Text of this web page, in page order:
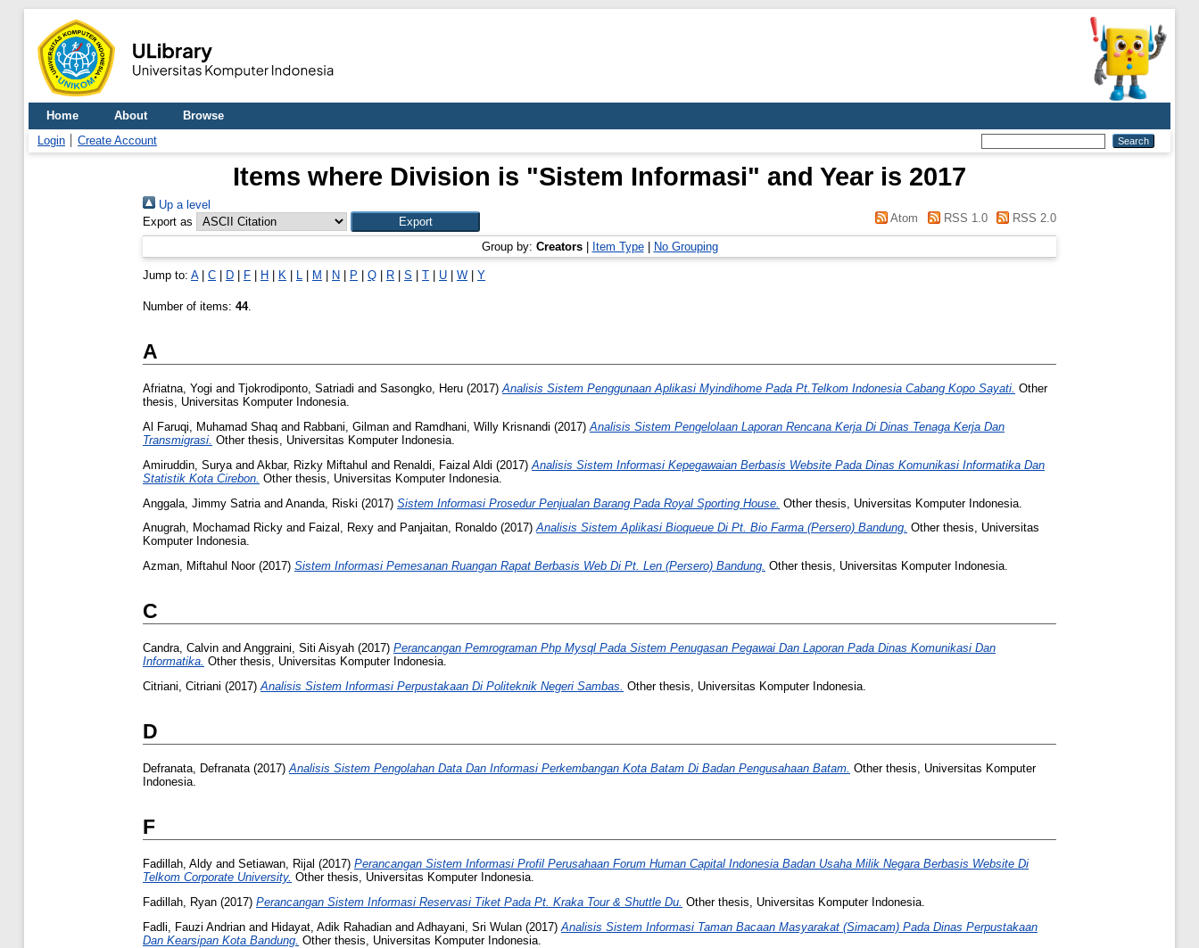
Home About
Browse
Login
Create Account
Items where Division is "Sistem Informasi" and Year is 2017
Up a level
Export as
Atom RSS 1.0 RSS 2.0
Group by: Creators| Item Type| No Grouping
Jump to: A| C D F H K L M N P Q R S T U W Y
Number of items: 44.
A
Afriatna, Yogi and Tjokrodiponto, Satriadi and Sasongko, Heru (2017)Analisis Sistem Penggunaan Aplikasi Myindihome Pada Pt.Telkom Indonesia Cabang Kopo Sayati. Other
thesis, Universitas Komputer Indonesia.
Al Faruqi, Muhamad Shaq and Rabbani, Gilman and Ramdhani, Willy Krisnandi (2017) Analisis Sistem Pengelolaan Laporan Rencana Kerja Di Dinas Tenaga Kerja Dan
Transmigrasi. Other thesis, Universitas Komputer Indonesia.
Amiruddin, Surya and Akbar, Rizky Miftahul and Renaldi, Faizal Aldi (2017) Analisis Sistem Informasi Kepegawaian Berbasis Website Pada Dinas Komunikasi Informatika Dan
Statistik Kota Cirebon. Other thesis, Universitas Komputer Indonesia.
Anggala, Jimmy Satria and Ananda, Riski (2017) Sistem Informasi Prosedur Penjualan Barang Pada Royal Sporting House. Other thesis, Universitas Komputer Indonesia.
Anugrah, Mochamad Ricky and Faizal, Rexy and Panjaitan, Ronaldo (2017)Analisis Sistem Aplikasi Bioqueue Di Pt. Bio Farma (Persero) Bandung. Other thesis, Universitas
Komputer Indonesia.
Azman, Miftahul Noor(2017) Sistem Informasi Pemesanan Ruangan Rapat Berbasis Web Di Pt. Len (Persero) Bandung. Other thesis, Universitas Komputer Indonesia.
C
Candra, Calvin and Anggraini, Siti Aisyah (2017) Perancangan Pemrograman Php Mysql Pada Sistem Penugasan Pegawai Dan Laporan Pada Dinas Komunikasi Dan
Informatika. Other thesis, Universitas Komputer Indonesia.
Citriani, Citriani (2017)Analisis Sistem Informasi Perpustakaan Di Politeknik Negeri Sambas. Other thesis, Universitas Komputer Indonesia.
D
Defranata, Defranata(2017)Analisis Sistem Pengolahan Data Dan Informasi Perkembangan Kota Batam Di Badan Pengusahaan Batam. Other thesis, Universitas Komputer
Indonesia.
F
Fadillah, Aldy and Setiawan, Rijal (2017) Perancangan Sistem Informasi Profil Perusahaan Forum Human Capital Indonesia Badan Usaha Milik Negara Berbasis Website Di
Telkom Corporate University. Other thesis, Universitas Komputer Indonesia.
Fadillah, Ryan (2017) Perancangan Sistem Informasi Reservasi Tiket Pada Pt. Kraka Tour & Shuttle Du. Other thesis, Universitas Komputer Indonesia.
Fadli, Fauzi Andrian and Hidayat, Adik Rahadian and Adhayani, Sri Wulan (2017) Analisis Sistem Informasi Taman Bacaan Masyarakat (Simacam) Pada Dinas Perpustakaan
Dan Kearsipan Kota Bandung. Other thesis, Universitas Komputer Indonesia.